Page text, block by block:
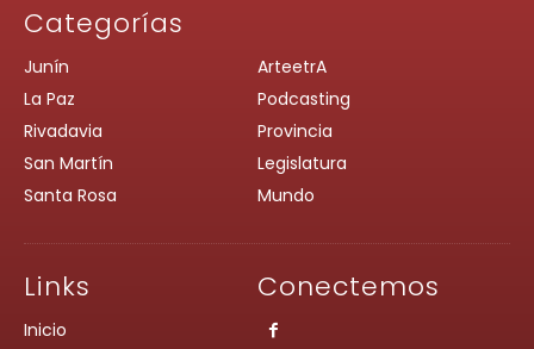
Categorías
Junín
La Paz
Rivadavia
San Martín
Santa Rosa
ArteetrA
Podcasting
Provincia
Legislatura
Mundo
Links
Inicio
Conectemos